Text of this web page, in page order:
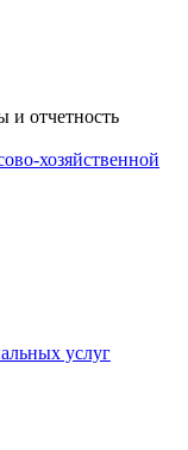
и отчетность
хозяйственной
услуг